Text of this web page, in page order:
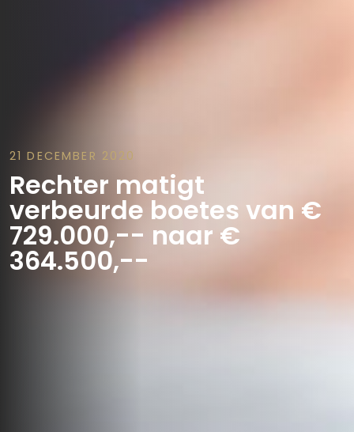
21 DECEMBER 2020
Rechter matigt
verbeurde boetes van €
729.000,-- naar €
364.500,--